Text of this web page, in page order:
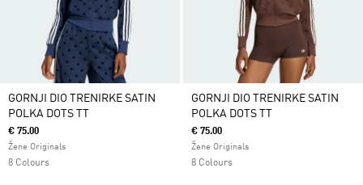
GORNJI DIO TRENIRKE SATIN
POLKA DOTS TT
€ 75.00
Žene Originals
8 Colours
GORNJI DIO TRENIRKE SATIN
POLKA DOTS TT
€ 75.00
Žene Originals
8 Colours